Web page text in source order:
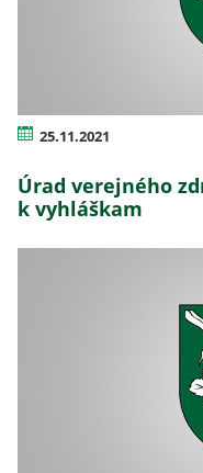
25.11.2021
Úrad verejného
k vyhláškam